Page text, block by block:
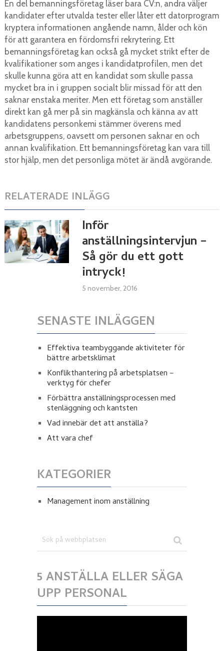
En del bemanningsföretag läser bara CV:n, andra väljer
kandidater efter utvalda tester eller låter ett datorprogram
kryptera informationen angående namn, ålder och kön
för att garantera en fördomsfri rekrytering. Ett
bemanningsföretag kan också gå mycket strikt efter de
kvalifikationer som anges i kandidatprofilen, men det
skulle kunna göra att en kandidat som skulle passa
mycket bra in i gruppen socialt blir missad för att den
saknar enstaka meriter. Men ett företag som anställer
direkt kan gå mer på sin magkänsla och känna av att
kandidatens personkemi stämmer överens med
arbetsgruppens, oavsett om personen saknar en och
annan kvalifikation. Ett bemanningsföretag kan vara till
stor hjälp, men det personliga mötet är ändå avgörande.
RELATERADE INLÄGG
Inför
anställningsintervjun –
Så gör du ett gott
intryck!
5 november, 2016
SENASTE INLÄGGEN
Effektiva teambyggande aktiviteter för
bättre arbetsklimat
Konflikthantering på arbetsplatsen –
verktyg för chefer
Förbättra anställningsprocessen med
stenläggning och kantsten
Vad innebär det att anställa?
Att vara chef
KATEGORIER
Management inom anställning
5 ANSTÄLLA ELLER SÄGA
UPP PERSONAL
Videospelare